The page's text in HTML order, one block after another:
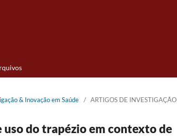
& Inovação em Saúde / ARTIGOS DE INVESTIGAÇÃO
do trapézio em contexto de